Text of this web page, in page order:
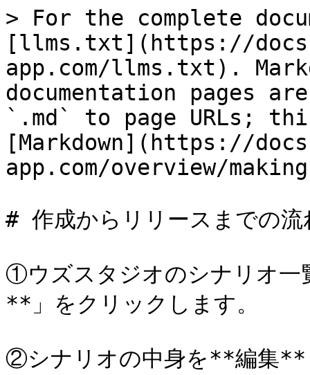
> For the complete
[llms.txt](https://
app.com/llms.txt).
documentation pages
`.md` to page URLs;
[Markdown](https://
app.com/overview/
# 作成からリリースまでの流
①ウズスタジオのシナリオ一
**」をクリックします。
②シナリオの中身を**編集**